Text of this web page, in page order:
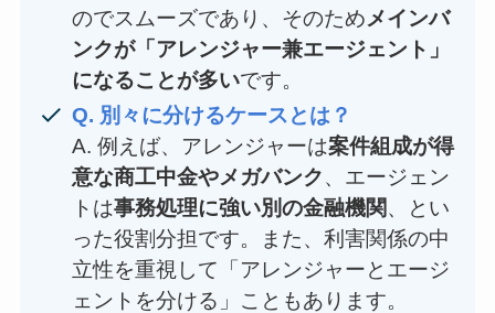
のでスムーズであり、そのためメインバ
ンクが「アレンジャー兼エージェント」
になることが多いです。
Q. 別々に分けるケースとは？
A. 例えば、アレンジャーは案件組成が得
意な商工中金やメガバンク、エージェン
トは事務処理に強い別の金融機関、とい
った役割分担です。また、利害関係の中
立性を重視して「アレンジャーとエージ
ェントを分ける」こともあります。